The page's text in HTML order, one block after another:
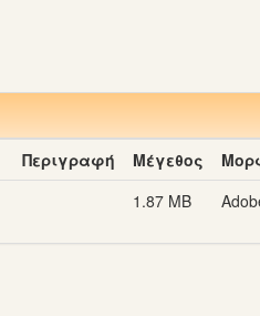
Περιγραφή Μέγεθος
1.87 MB